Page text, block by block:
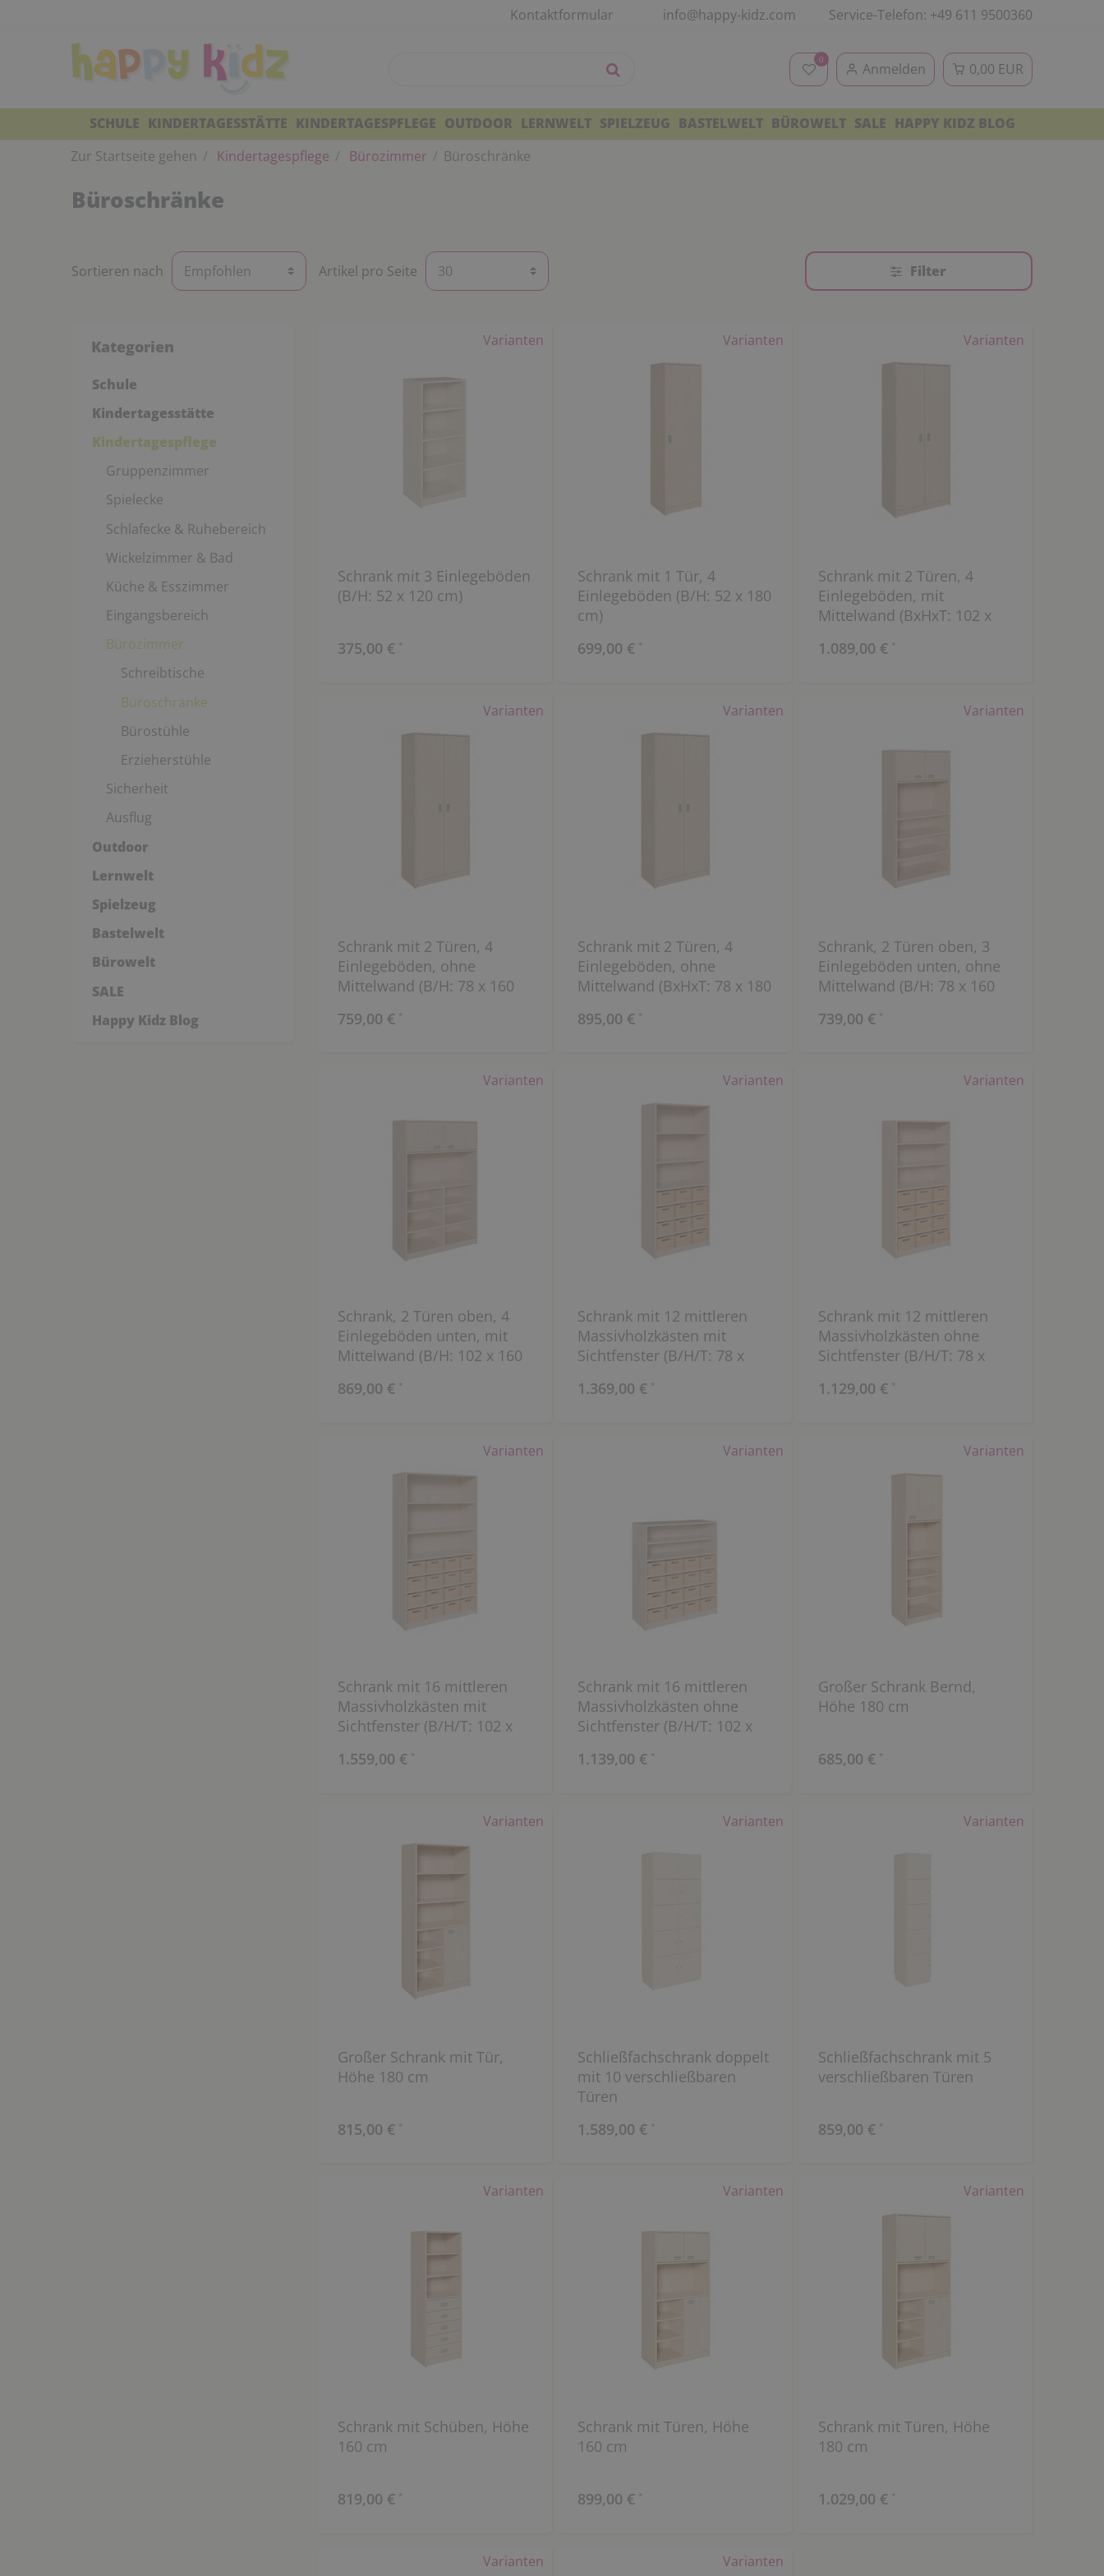
Kontaktformular info@happy-kidz.com Service-Telefon: +49 611 9500360
0
Anmelden 0,00 EUR
SCHULE KINDERTAGESSTÄTTE KINDERTAGESPFLEGE OUTDOOR LERNWELT SPIELZEUG BASTELWELT BÜROWELT SALE HAPPY KIDZ BLOG
Zur Startseite gehen
Kindertagespflege Bürozimmer Büroschränke
Büroschränke
Sortieren nach Artikel pro Seite Filter
Kategorien
Schule
Kindertagesstätte
Kindertagespflege
Gruppenzimmer
Spielecke
Schlafecke & Ruhebereich
Wickelzimmer & Bad
Küche & Esszimmer
Eingangsbereich
Bürozimmer
Schreibtische
Büroschränke
Bürostühle
Erzieherstühle
Sicherheit
Ausflug
Outdoor
Lernwelt
Spielzeug
Bastelwelt
Bürowelt
SALE
Happy Kidz Blog
Varianten
Schrank mit 3 Einlegeböden
(B/H: 52 x 120 cm)
375,00 € *
Varianten
Schrank mit 1 Tür, 4
Einlegeböden (B/H: 52 x 180
cm)
699,00 € *
Varianten
Schrank mit 2 Türen, 4
Einlegeböden, mit
Mittelwand (BxHxT: 102 x
1.089,00 € *
Varianten
Schrank mit 2 Türen, 4
Einlegeböden, ohne
Mittelwand (B/H: 78 x 160
759,00 € *
Varianten
Schrank mit 2 Türen, 4
Einlegeböden, ohne
Mittelwand (BxHxT: 78 x 180
895,00 € *
Varianten
Schrank, 2 Türen oben, 3
Einlegeböden unten, ohne
Mittelwand (B/H: 78 x 160
739,00 € *
Varianten
Schrank, 2 Türen oben, 4
Einlegeböden unten, mit
Mittelwand (B/H: 102 x 160
869,00 € *
Varianten
Schrank mit 12 mittleren
Massivholzkästen mit
Sichtfenster (B/H/T: 78 x
1.369,00 € *
Varianten
Schrank mit 12 mittleren
Massivholzkästen ohne
Sichtfenster (B/H/T: 78 x
1.129,00 € *
Varianten
Schrank mit 16 mittleren
Massivholzkästen mit
Sichtfenster (B/H/T: 102 x
1.559,00 € *
Varianten
Schrank mit 16 mittleren
Massivholzkästen ohne
Sichtfenster (B/H/T: 102 x
1.139,00 € *
Varianten
Großer Schrank Bernd,
Höhe 180 cm
685,00 € *
Varianten
Großer Schrank mit Tür,
Höhe 180 cm
815,00 € *
Varianten
Schließfachschrank doppelt
mit 10 verschließbaren
Türen
1.589,00 € *
Varianten
Schließfachschrank mit 5
verschließbaren Türen
859,00 € *
Varianten
Schrank mit Schüben, Höhe
160 cm
819,00 € *
Varianten
Schrank mit Türen, Höhe
160 cm
899,00 € *
Varianten
Schrank mit Türen, Höhe
180 cm
1.029,00 € *
Varianten Varianten